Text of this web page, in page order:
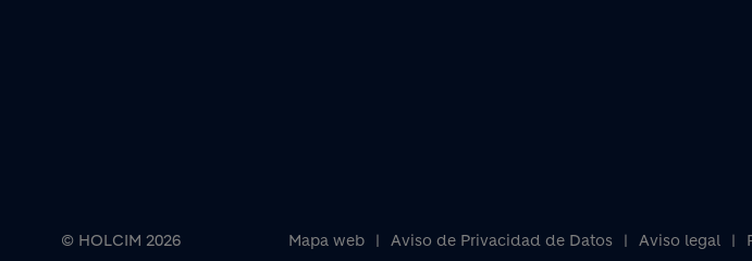
Footer bottom
© HOLCIM 2026 Mapa web Aviso de Privacidad de Datos Aviso legal